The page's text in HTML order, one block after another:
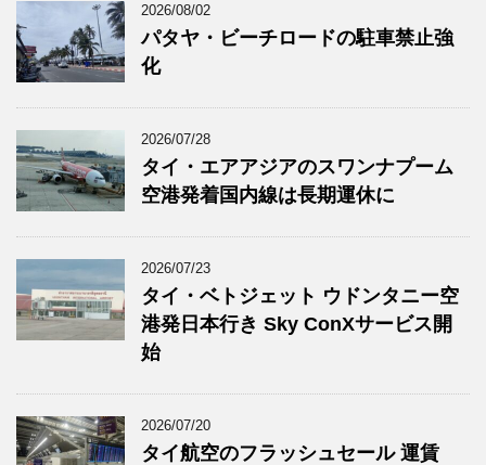
2026/08/02
パタヤ・ビーチロードの駐車禁止強
化
2026/07/28
タイ・エアアジアのスワンナプーム
空港発着国内線は長期運休に
2026/07/23
タイ・ベトジェット ウドンタニー空
港発日本行き Sky ConXサービス開
始
2026/07/20
タイ航空のフラッシュセール 運賃